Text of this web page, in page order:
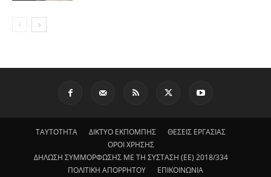
ΤΑΥΤΟΤΗΤΑ ΔΙΚΤΥΟ ΕΚΠΟΜΠΗΣ
ΘΕΣΕΙΣ ΕΡΓΑΣΙΑΣ
ΟΡΟΙ ΧΡΗΣΗΣ
ΔΗΛΩΣΗ ΣΥΜΜΟΡΦΩΣΗΣ ΜΕ ΤΗ ΣΥΣΤΑΣΗ (ΕΕ) 2018/334
ΠΟΛΙΤΙΚΗ ΑΠΟΡΡΗΤΟΥ
ΕΠΙΚΟΙΝΩΝΙΑ